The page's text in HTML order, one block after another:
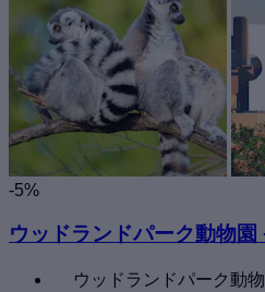
-5%
ウッドランドパーク動物
ウッドランドパーク動